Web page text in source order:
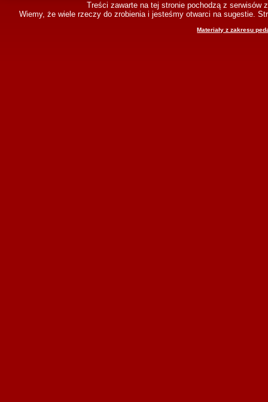
Treści zawarte na tej stronie pochodzą z
Wiemy, że wiele rzeczy do zrobienia i jesteśmy otwarci na sugestie.
Materiały z zakresu